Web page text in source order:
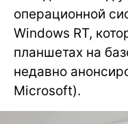
операционной
Windows RT,
планшетах на
недавно
Microsoft).